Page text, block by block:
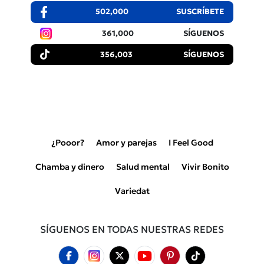
502,000 SUSCRÍBETE
361,000 SÍGUENOS
356,003 SÍGUENOS
¿Pooor? Amor y parejas I Feel Good
Chamba y dinero Salud mental Vivir Bonito
Variedat
SÍGUENOS EN TODAS NUESTRAS REDES